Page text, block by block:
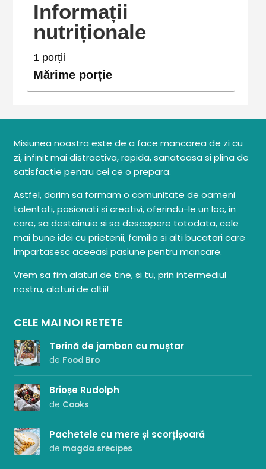
Informații
nutriționale
1 porții
Mărime porție
Misiunea noastra este de a face mancarea de zi cu
zi, infinit mai distractiva, rapida, sanatoasa si plina de
satisfactie pentru cei ce o prepara.
Astfel, dorim sa formam o comunitate de oameni
talentati, pasionati si creativi, oferindu-le un loc, in
care, sa destainuie si sa descopere totodata, cele
mai bune idei cu prietenii, familia si alti bucatari care
impartasesc aceeasi pasiune pentru mancare.
Vrem sa fim alaturi de tine, si tu, prin intermediul
nostru, alaturi de altii!
CELE MAI NOI RETETE
Terină de jambon cu muștar
de Food Bro
Brioșe Rudolph
de Cooks
Pachetele cu mere și scorțișoară
de magda.srecipes